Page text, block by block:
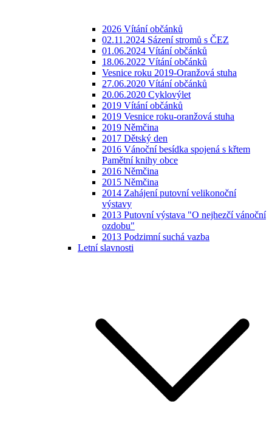
2026 Vítání občánků
02.11.2024 Sázení stromů s ČEZ
01.06.2024 Vítání občánků
18.06.2022 Vítání občánků
Vesnice roku 2019-Oranžová stuha
27.06.2020 Vítání občánků
20.06.2020 Cyklovýlet
2019 Vítání občánků
2019 Vesnice roku-oranžová stuha
2019 Němčina
2017 Dětský den
2016 Vánoční besídka spojená s křtem
Pamětní knihy obce
2016 Němčina
2015 Němčina
2014 Zahájení putovní velikonoční
výstavy
2013 Putovní výstava "O nejhezčí vánoční
ozdobu"
2013 Podzimní suchá vazba
Letní slavnosti